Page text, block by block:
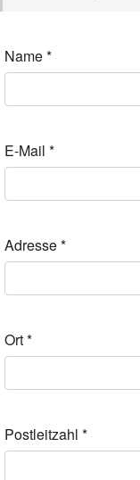
Name*
E-Mail *
Adresse*
Ort*
Postleitzahl *